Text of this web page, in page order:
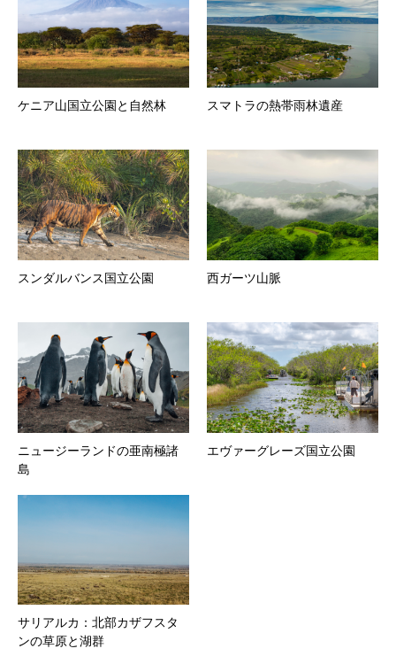
ケニア山国立公園と自然林 スマトラの熱帯雨林遺産
スンダルバンス国立公園 西ガーツ山脈
ニュージーランドの亜南極諸
島
エヴァーグレーズ国立公園
サリアルカ：北部カザフスタ
ンの草原と湖群